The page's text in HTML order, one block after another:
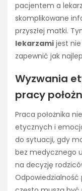
pacjentem a
skomplikowane
przyszłej matki.
lekarzami jest
zapewnić jak
Wyzwania
pracy
Praca położnika
etycznych i
do sytuacji, gdy
bez medycznego
na decyzję
Odpowiedzialność